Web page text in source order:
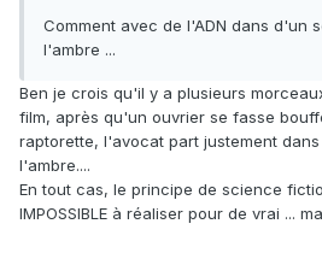
Comment avec de l'ADN dans d'un
l'ambre ...
Ben je crois qu'il y a plusieurs
film, après qu'un ouvrier se fasse
raptorette, l'avocat part justement
l'ambre....
En tout cas, le principe de science
IMPOSSIBLE à réaliser pour de vrai ...